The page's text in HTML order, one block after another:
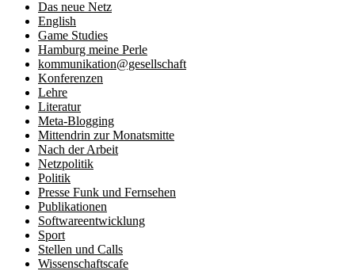
Das neue Netz
English
Game Studies
Hamburg meine Perle
kommunikation@gesellschaft
Konferenzen
Lehre
Literatur
Meta-Blogging
Mittendrin zur Monatsmitte
Nach der Arbeit
Netzpolitik
Politik
Presse Funk und Fernsehen
Publikationen
Softwareentwicklung
Sport
Stellen und Calls
Wissenschaftscafe